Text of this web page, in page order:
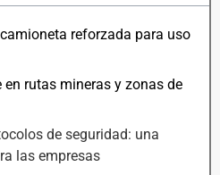
reforzada para uso
en rutas mineras y zonas de
de seguridad: una
las empresas